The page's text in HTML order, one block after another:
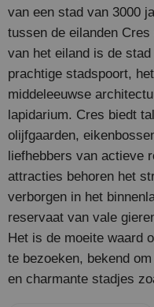
van een stad van 3000
tussen de eilanden
van het eiland is de
prachtige stadspoort,
middeleeuwse
lapidarium. Cres biedt
olijfgaarden,
liefhebbers van actieve
attracties behoren het
verborgen in het
reservaat van vale
Het is de moeite waard
te bezoeken, bekend
en charmante stadjes